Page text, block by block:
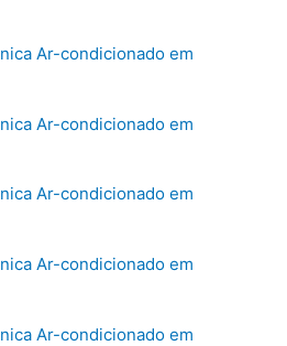
Ar-condicionado em
Ar-condicionado em
Ar-condicionado em
Ar-condicionado em
Ar-condicionado em